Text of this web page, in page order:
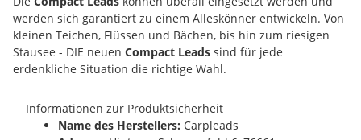
werden sich garantiert zu einem Alleskönner entwickeln. Von
kleinen Teichen, Flüssen und Bächen, bis hin zum riesigen
Stausee - DIE neuen Compact Leads sind für jede
erdenkliche Situation die richtige Wahl.
Informationen zur Produktsicherheit
Name des Herstellers: Carpleads